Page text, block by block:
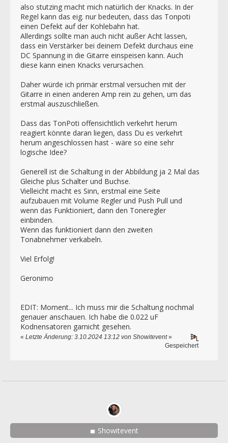
also stutzing macht mich natürlich der Knacks. In der
Regel kann das eig. nur bedeuten, dass das Tonpoti
einen Defekt auf der Kohlebahn hat.
Allerdings sollte man auch nicht außer Acht lassen,
dass ein Verstärker bei deinem Defekt durchaus eine
DC Spannung in die Gitarre einspeisen kann. Auch
diese kann einen Knacks verursachen.
Daher würde ich primär erstmal versuchen mit der
Gitarre in einen anderen Amp rein zu gehen, um das
erstmal auszuschließen.
Dass das TonPoti offensichtlich verkehrt herum
reagiert könnte daran liegen, dass Du es verkehrt
herum angeschlossen hast - wäre so eine sehr
logische Idee?
Generell ist die Schaltung in der Abbildung ja 2 Mal das
Gleiche plus Schalter und Buchse.
Vielleicht macht es Sinn, erstmal eine Seite
aufzubauen mit Volume Regler und Push Pull und
wenn das Funktioniert, dann den Toneregler
einbinden.
Wenn das funktioniert dann den zweiten
Tonabnehmer verkabeln.
Viel Erfolg!
Geronimo
EDIT: Moment... Ich muss mir die Schaltung nochmal
genauer anschauen. Ich habe die 0.022 uF
Kodnensatoren garnicht gesehen.
« Letzte Änderung: 3.10.2024 13:12 von Showitevent»
Gespeichert
Showitevent